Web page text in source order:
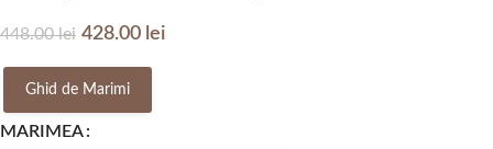
448.00lei 428.00 lei
Ghid de Marimi
MARIMEA